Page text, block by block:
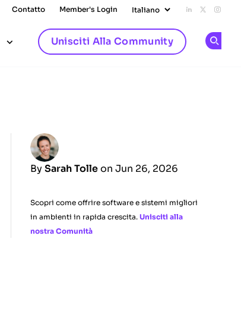
Contatto Member's Login Add us on
Follow
Unisciti Alla Community
By Sarah Tolle on Jun 26, 2026
Scopri come offrire software e sistemi migliori
in ambienti in rapida crescita. Unisciti alla
nostra Comunità